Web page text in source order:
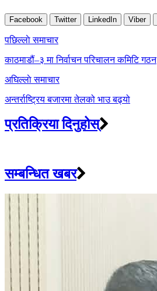
Facebook Twitter LinkedIn Viber
Post
navigation
पछिल्लाे समाचार
काठमाडौं–३ मा निर्वाचन परिचालन कमिटि गठन
अघिल्लाे समाचार
अन्तर्राष्ट्रिय बजारमा तेलको भाउ बढ्यो
प्रतिक्रिया दिनुहोस्
सम्बन्धित खबर